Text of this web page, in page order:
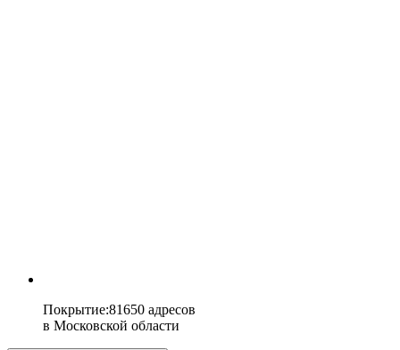
Покрытие:81650 адресов
в Московской области